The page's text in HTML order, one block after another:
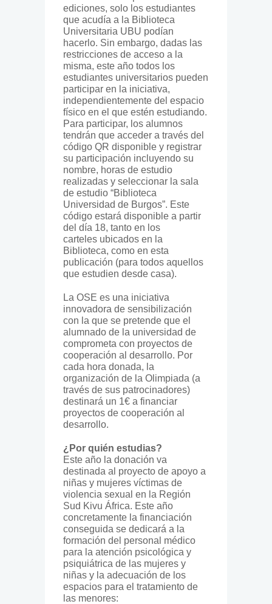
ediciones, solo los estudiantes
que acudía a la Biblioteca
Universitaria UBU podían
hacerlo. Sin embargo, dadas las
restricciones de acceso a la
misma, este año todos los
estudiantes universitarios pueden
participar en la iniciativa,
independientemente del espacio
físico en el que estén estudiando.
Para participar, los alumnos
tendrán que acceder a través del
código QR disponible y registrar
su participación incluyendo su
nombre, horas de estudio
realizadas y seleccionar la sala
de estudio “Biblioteca
Universidad de Burgos”. Este
código estará disponible a partir
del día 18, tanto en los
carteles ubicados en la
Biblioteca, como en esta
publicación (para todos aquellos
que estudien desde casa).
La OSE es una iniciativa
innovadora de sensibilización
con la que se pretende que el
alumnado de la universidad de
comprometa con proyectos de
cooperación al desarrollo. Por
cada hora donada, la
organización de la Olimpiada (a
través de sus patrocinadores)
destinará un 1€ a financiar
proyectos de cooperación al
desarrollo.
¿Por quién estudias?
Este año la donación va
destinada al proyecto de apoyo a
niñas y mujeres víctimas de
violencia sexual en la Región
Sud Kivu África. Este año
concretamente la financiación
conseguida se dedicará a la
formación del personal médico
para la atención psicológica y
psiquiátrica de las mujeres y
niñas y la adecuación de los
espacios para el tratamiento de
las menores: